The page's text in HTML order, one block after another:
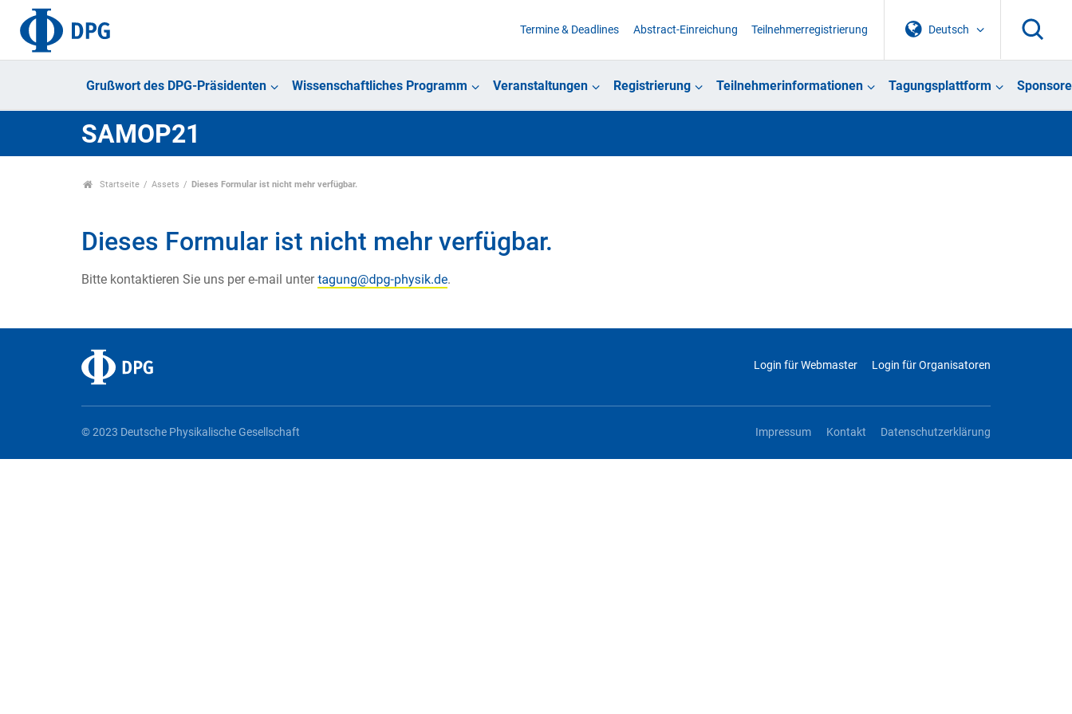
Deutsch
Termine & Deadlines Abstract-Einreichung Teilnehmerregistrierung
Grußwort des DPG-Präsidenten Wissenschaftliches Programm Veranstaltungen Registrierung Teilnehmerinformationen Tagungsplattform
SAMOP21
Startseite Assets Dieses Formular ist nicht mehr verfügbar.
Dieses Formular ist nicht mehr verfügbar.
Bitte kontaktieren Sie uns per e-mail unter .
Login für Webmaster Login für Organisatoren
© 2023 Deutsche Physikalische Gesellschaft Impressum Kontakt Datenschutzerklärung